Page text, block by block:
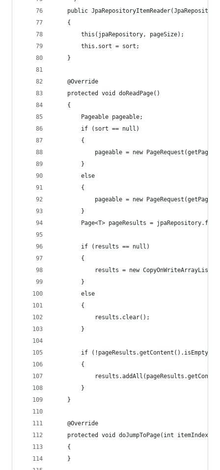
public
    {
        this(jpaRepository, pageSize);
        this.sort = sort;
    }
    @Override
    protected void doReadPage()
    {
        Pageable pageable;
        if (sort == null)
        {
pageable = new
        }
        else
        {
pageable = new
        }
Page<T> pageResults =
        if (results == null)
        {
results = new
        }
        else
        {
            results.clear();
        }
        if (!pageResults.getContent().isEmpty())
        {
        }
    }
    @Override
    protected void doJumpToPage(int itemIndex)
    {
    }